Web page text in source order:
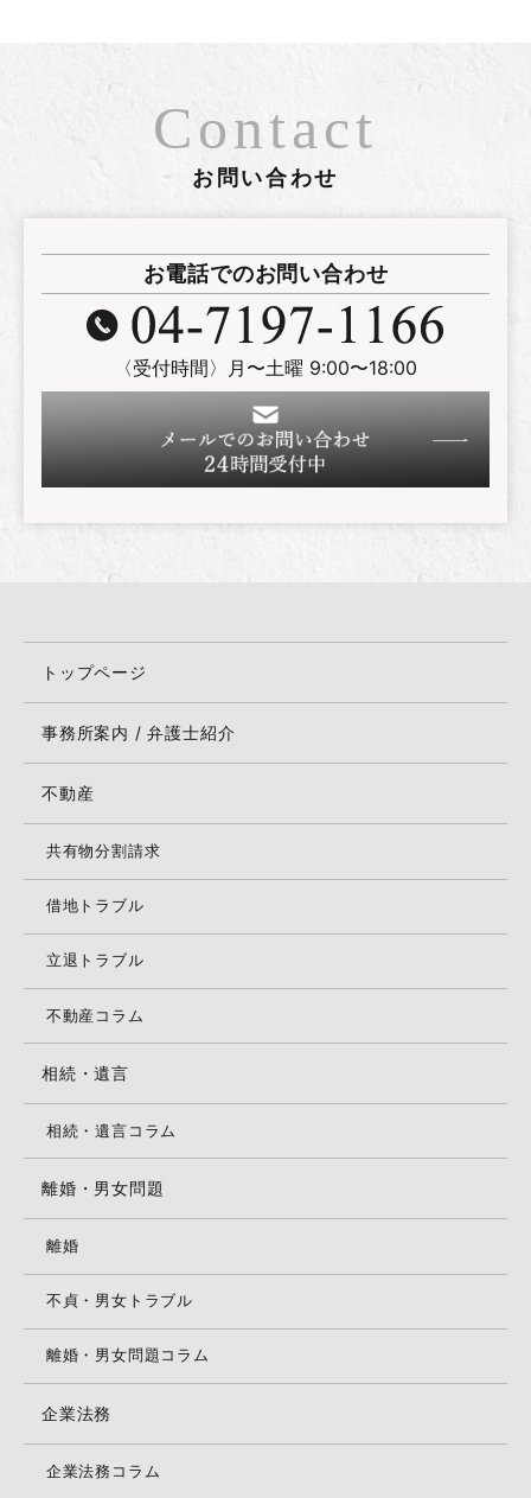
Contact
お問い合わせ
お電話でのお問い合わせ
〈受付時間〉月〜土曜 9:00〜18:00
トップページ
事務所案内 / 弁護士紹介
不動産
共有物分割請求
借地トラブル
立退トラブル
不動産コラム
相続・遺言
相続・遺言コラム
離婚・男女問題
離婚
不貞・男女トラブル
離婚・男女問題コラム
企業法務
企業法務コラム